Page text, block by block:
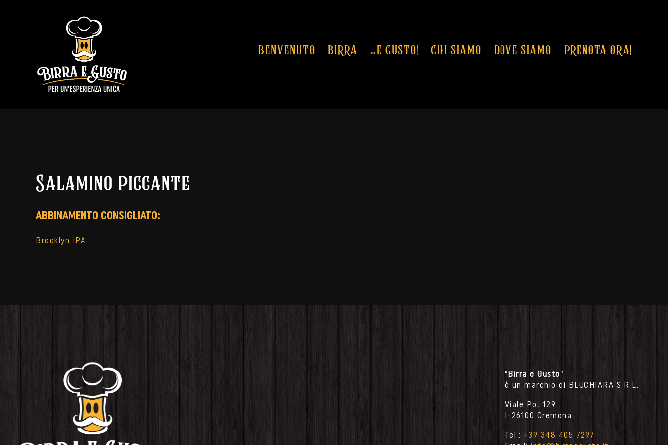
BENVENUTO BIRRA …E GUSTO! CHI SIAMO DOVE SIAMO PRENOTA ORA!
Salamino piccante
ABBINAMENTO CONSIGLIATO:
Brooklyn IPA
“Birra e Gusto”
è un marchio di BLUCHIARA S.R.L.
Viale Po, 129
I-26100 Cremona
Tel.: +39 348 405 7297